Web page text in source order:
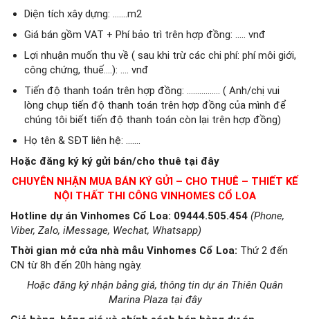
Diện tích xây dựng: …….m2
Giá bán gồm VAT + Phí bảo trì trên hợp đồng: ….. vnđ
Lợi nhuận muốn thu về ( sau khi trừ các chi phí: phí môi giới,
công chứng, thuế….): …. vnđ
Tiến độ thanh toán trên hợp đồng: ……………. ( Anh/chị vui
lòng chụp tiến độ thanh toán trên hợp đồng của mình để
chúng tôi biết tiến độ thanh toán còn lại trên hợp đồng)
Họ tên & SĐT liên hệ: …….
Hoặc đăng ký ký gửi bán/cho thuê tại đây
CHUYÊN NHẬN MUA BÁN KÝ GỬI – CHO THUÊ – THIẾT KẾ
NỘI THẤT THI CÔNG VINHOMES CỔ LOA
Hotline dự án Vinhomes Cổ Loa: 09444.505.454 (Phone,
Viber, Zalo, iMessage, Wechat, Whatsapp)
Thời gian mở cửa nhà mẫu Vinhomes Cổ Loa: Thứ 2 đến
CN từ 8h đến 20h hàng ngày.
Hoặc đăng ký nhận bảng giá, thông tin dự án Thiên Quân
Marina Plaza tại đây